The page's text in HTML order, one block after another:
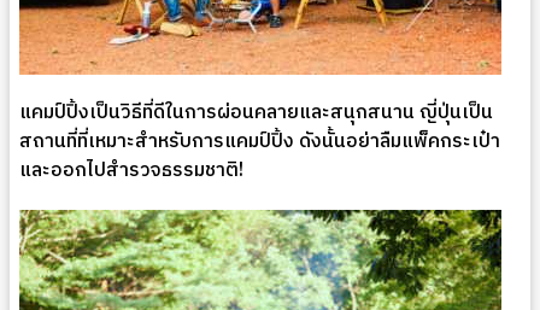
แคมป์ปิ้งเป็นวิธีที่ดีในการผ่อนคลายและสนุกสนาน ญี่ปุ่นเป็น
สถานที่ที่เหมาะสำหรับการแคมป์ปิ้ง ดังนั้นอย่าลืมแพ็คกระเป๋า
และออกไปสำรวจธรรมชาติ!